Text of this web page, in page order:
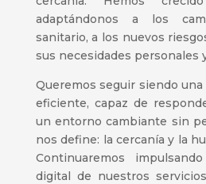
adaptándonos a los
sanitario, a los nuevos
sus necesidades personales
Queremos seguir siendo
eficiente, capaz de
un entorno cambiante sin
nos define: la cercanía y la
Continuaremos
digital de nuestros